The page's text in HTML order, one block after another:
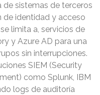
de sistemas de terceros
de identidad y acceso
limita a, servicios de
y Azure AD para una
sin interrupciones.
SIEM (Security
como Splunk, IBM
logs de auditoría